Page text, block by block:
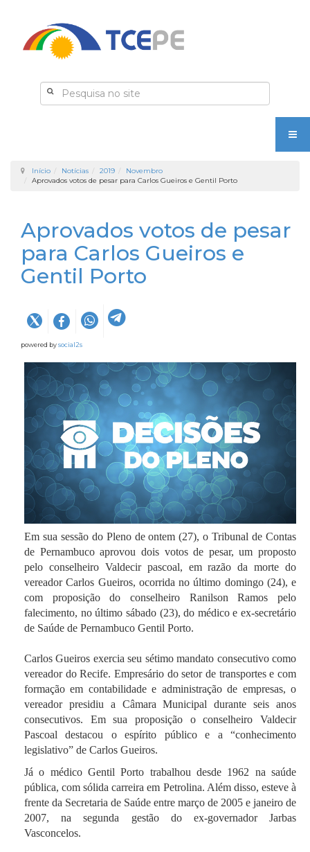
Início Notícias 2019
Novembro
Aprovados votos de pesar para Carlos Gueiros e Gentil Porto
Aprovados votos de pesar
para Carlos Gueiros e
Gentil Porto
powered bysocial2s
Em sua sessão do Pleno de ontem (27), o Tribunal de Contas
de Pernambuco aprovou dois votos de pesar, um proposto
pelo conselheiro Valdecir pascoal, em razão da morte do
vereador Carlos Gueiros, ocorrida no último domingo (24), e
com proposição do conselheiro Ranilson Ramos pelo
falecimento, no último sábado (23), do médico e ex-secretário
de Saúde de Pernambuco Gentil Porto.
Carlos Gueiros exercia seu sétimo mandato consecutivo como
vereador do Recife. Empresário do setor de transportes e com
formação em contabilidade e administração de empresas, o
vereador presidiu a Câmara Municipal durante seis anos
consecutivos. Em sua proposição o conselheiro Valdecir
Pascoal destacou o espírito público e a “conhecimento
legislativo” de Carlos Gueiros.
Já o médico Gentil Porto trabalhou desde 1962 na saúde
pública, com sólida carreira em Petrolina. Além disso, esteve à
frente da Secretaria de Saúde entre março de 2005 e janeiro de
2007, na segunda gestão do ex-governador Jarbas
Vasconcelos.